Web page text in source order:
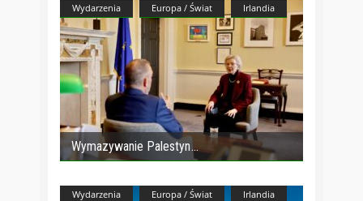
Wydarzenia Europa / Świat Irlandia
Wymazywanie Palestyn
Wydarzenia Europa / Świat Irlandia